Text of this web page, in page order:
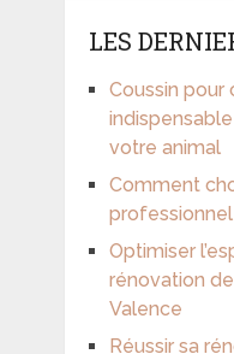
LES
Coussin pour
votre animal
Comment
professionnel
Optimiser
rénovation
Valence
Réussir sa